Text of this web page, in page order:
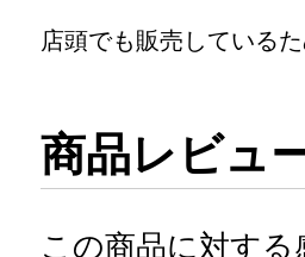
店頭でも販売している
商品レビュ
この商品に対す